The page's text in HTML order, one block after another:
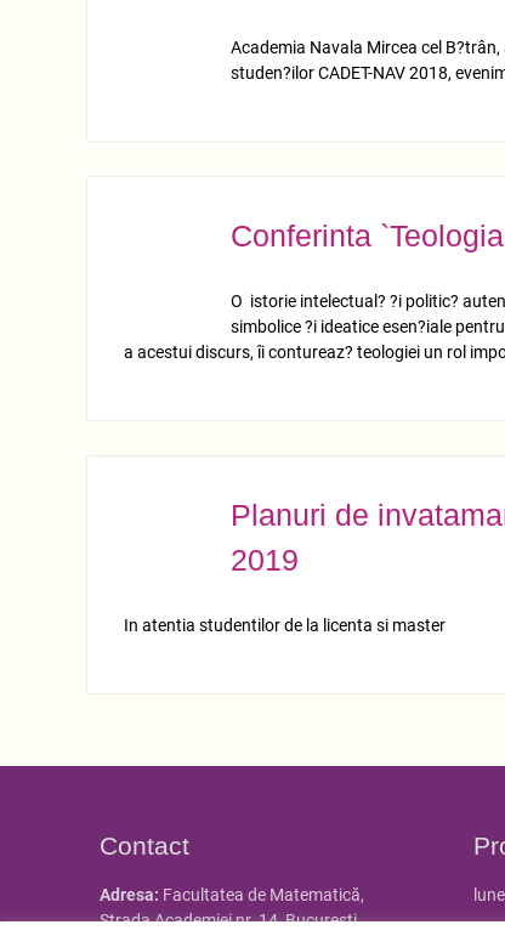
Academia Navala Mircea cel
studen?ilor CADET-NAV 2018,
Conferinta
O istorie intelectual? ?i politic?
simbolice ?i ideatice esen?iale
a acestui discurs, îi contureaz? teologiei un rol
Planuri de
2019
In atentia studentilor de la licenta si master
Contact
Adresa: Facultatea de Matematică,
Strada Academiei nr. 14, Bucureşti